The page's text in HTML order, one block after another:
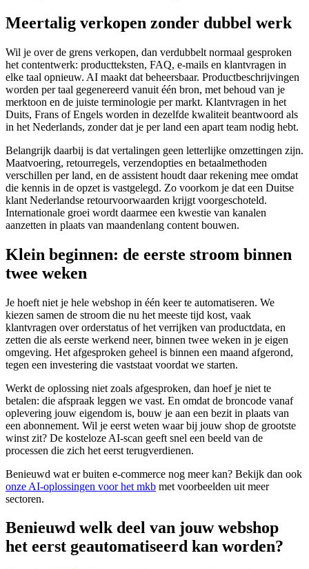
Meertalig verkopen zonder dubbel werk
Wil je over de grens verkopen, dan verdubbelt normaal gesproken
het contentwerk: productteksten, FAQ, e-mails en klantvragen in
elke taal opnieuw. AI maakt dat beheersbaar. Productbeschrijvingen
worden per taal gegenereerd vanuit één bron, met behoud van je
merktoon en de juiste terminologie per markt. Klantvragen in het
Duits, Frans of Engels worden in dezelfde kwaliteit beantwoord als
in het Nederlands, zonder dat je per land een apart team nodig hebt.
Belangrijk daarbij is dat vertalingen geen letterlijke omzettingen zijn.
Maatvoering, retourregels, verzendopties en betaalmethoden
verschillen per land, en de assistent houdt daar rekening mee omdat
die kennis in de opzet is vastgelegd. Zo voorkom je dat een Duitse
klant Nederlandse retourvoorwaarden krijgt voorgeschoteld.
Internationale groei wordt daarmee een kwestie van kanalen
aanzetten in plaats van maandenlang content bouwen.
Klein beginnen: de eerste stroom binnen
twee weken
Je hoeft niet je hele webshop in één keer te automatiseren. We
kiezen samen de stroom die nu het meeste tijd kost, vaak
klantvragen over orderstatus of het verrijken van productdata, en
zetten die als eerste werkend neer, binnen twee weken in je eigen
omgeving. Het afgesproken geheel is binnen een maand afgerond,
tegen een investering die vaststaat voordat we starten.
Werkt de oplossing niet zoals afgesproken, dan hoef je niet te
betalen: die afspraak leggen we vast. En omdat de broncode vanaf
oplevering jouw eigendom is, bouw je aan een bezit in plaats van
een abonnement. Wil je eerst weten waar bij jouw shop de grootste
winst zit? De kosteloze AI-scan geeft snel een beeld van de
processen die zich het eerst terugverdienen.
Benieuwd wat er buiten e-commerce nog meer kan? Bekijk dan ook
onze AI-oplossingen voor het mkb met voorbeelden uit meer
sectoren.
Benieuwd welk deel van jouw webshop
het eerst geautomatiseerd kan worden?